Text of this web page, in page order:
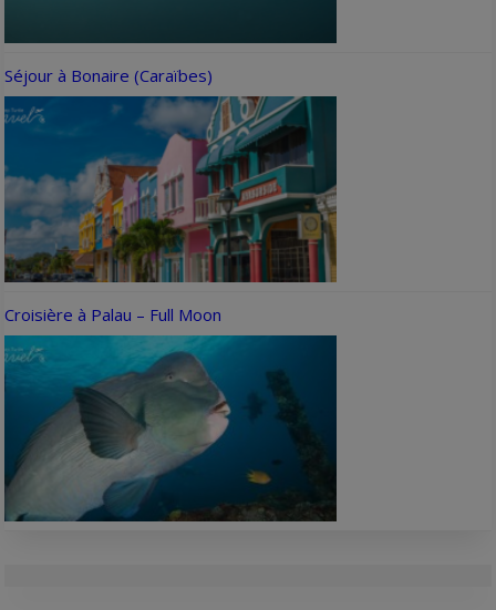
Séjour à Bonaire (Caraïbes)
Croisière à Palau – Full Moon